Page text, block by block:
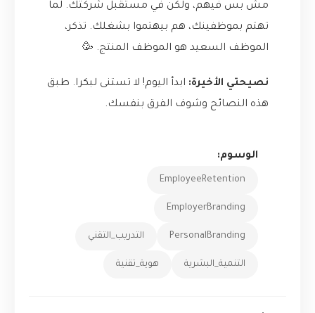
مش بس فيهم، ولكن في مستقبل شركتك. لما
تهتم بموظفينك، هم بيهتموا بشغلك. تذكر،
الموظف السعيد هو الموظف المنتج. 🥳
نصيحتي الأخيرة: ابدأ اليوم! لا تستنى لبكرا. طبق
هذه النصائح وشوف الفرق بنفسك.
الوسوم:
EmployeeRetention
EmployerBranding
PersonalBranding التدريب_التقني
التنمية_البشرية هوية_تقنية